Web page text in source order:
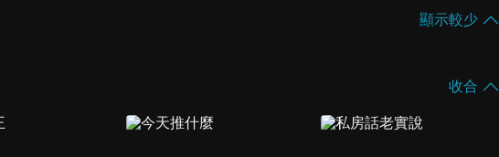
顯示較少
收合